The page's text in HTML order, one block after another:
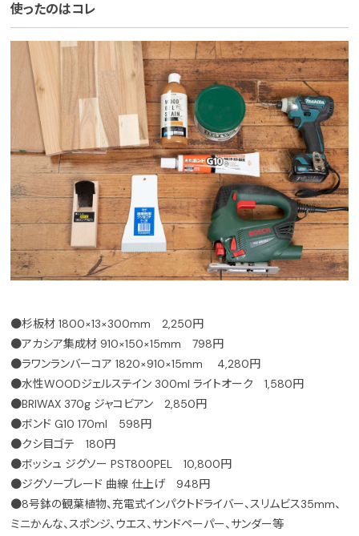
使ったのはコレ
●杉板材 1800×13×300mm 2,250円
●アカシア集成材 910×150×15mm 798円
●ラワンランバーコア 1820×910×15mm 4,280円
●水性WOODジェルステイン 300ml ライトオーク 1,580円
●BRIWAX 370g ジャコビアン 2,850円
●ボンド G10 170ml 598円
●クシ目ゴテ 180円
●ボッシュ ジグソー PST800PEL 10,800円
●ジグソーブレード 曲線 仕上げ 948円
●8号鉢の観葉植物、充電式インパクトドライバー、スリムビス35mm、
ミニかんな、スポンジ、ウエス、サンドペーパー、サンダー等